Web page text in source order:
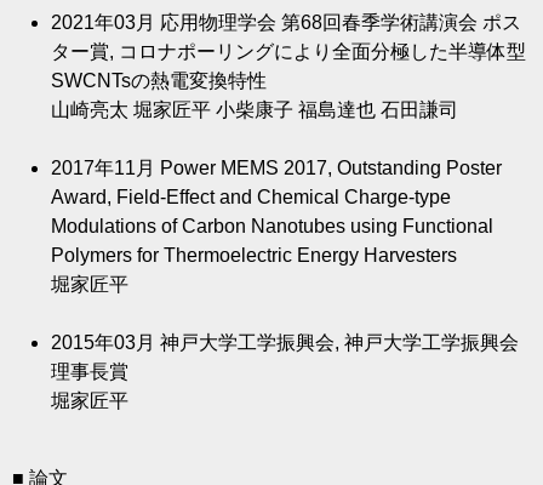
2021年03月 応用物理学会 第68回春季学術講演会 ポス
ター賞, コロナポーリングにより全面分極した半導体型
SWCNTsの熱電変換特性
山崎亮太 堀家匠平 小柴康子 福島達也 石田謙司
2017年11月 Power MEMS 2017, Outstanding Poster
Award, Field-Effect and Chemical Charge-type
Modulations of Carbon Nanotubes using Functional
Polymers for Thermoelectric Energy Harvesters
堀家匠平
2015年03月 神戸大学工学振興会, 神戸大学工学振興会
理事長賞
堀家匠平
■ 論文